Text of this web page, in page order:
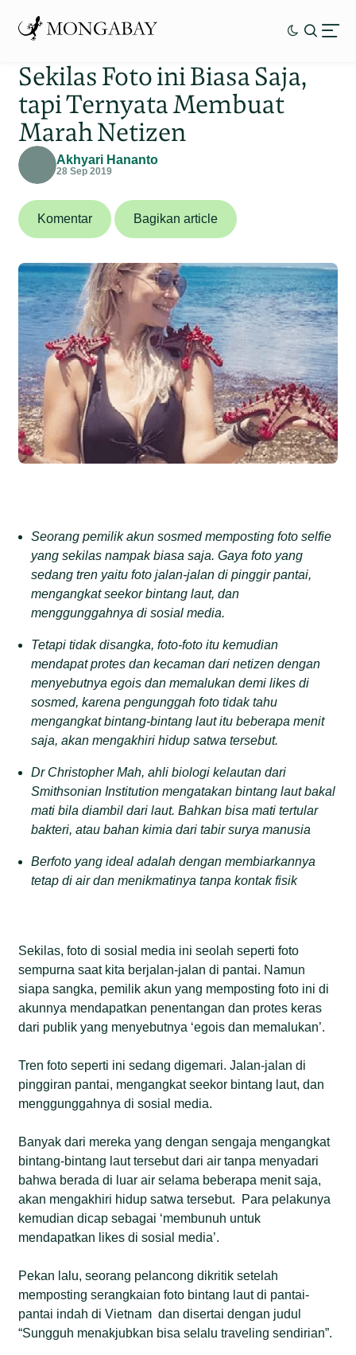
Sekilas Foto ini Biasa Saja,
tapi Ternyata Membuat
Marah Netizen
Akhyari Hananto
28 Sep 2019
Komentar Bagikan article
Seorang pemilik akun sosmed memposting foto selfie
yang sekilas nampak biasa saja. Gaya foto yang
sedang tren yaitu foto jalan-jalan di pinggir pantai,
mengangkat seekor bintang laut, dan
menggunggahnya di sosial media.
Tetapi tidak disangka, foto-foto itu kemudian
mendapat protes dan kecaman dari netizen dengan
menyebutnya egois dan memalukan demi likes di
sosmed, karena pengunggah foto tidak tahu
mengangkat bintang-bintang laut itu beberapa menit
saja, akan mengakhiri hidup satwa tersebut.
Dr Christopher Mah, ahli biologi kelautan dari
Smithsonian Institution mengatakan bintang laut bakal
mati bila diambil dari laut. Bahkan bisa mati tertular
bakteri, atau bahan kimia dari tabir surya manusia
Berfoto yang ideal adalah dengan membiarkannya
tetap di air dan menikmatinya tanpa kontak fisik
Sekilas, foto di sosial media ini seolah seperti foto
sempurna saat kita berjalan-jalan di pantai. Namun
siapa sangka, pemilik akun yang memposting foto ini di
akunnya mendapatkan penentangan dan protes keras
dari publik yang menyebutnya ‘egois dan memalukan’.
Tren foto seperti ini sedang digemari. Jalan-jalan di
pinggiran pantai, mengangkat seekor bintang laut, dan
menggunggahnya di sosial media.
Banyak dari mereka yang dengan sengaja mengangkat
bintang-bintang laut tersebut dari air tanpa menyadari
bahwa berada di luar air selama beberapa menit saja,
akan mengakhiri hidup satwa tersebut. Para pelakunya
kemudian dicap sebagai ‘membunuh untuk
mendapatkan likes di sosial media’.
Pekan lalu, seorang pelancong dikritik setelah
memposting serangkaian foto bintang laut di pantai-
pantai indah di Vietnam dan disertai dengan judul
“Sungguh menakjubkan bisa selalu traveling sendirian”.